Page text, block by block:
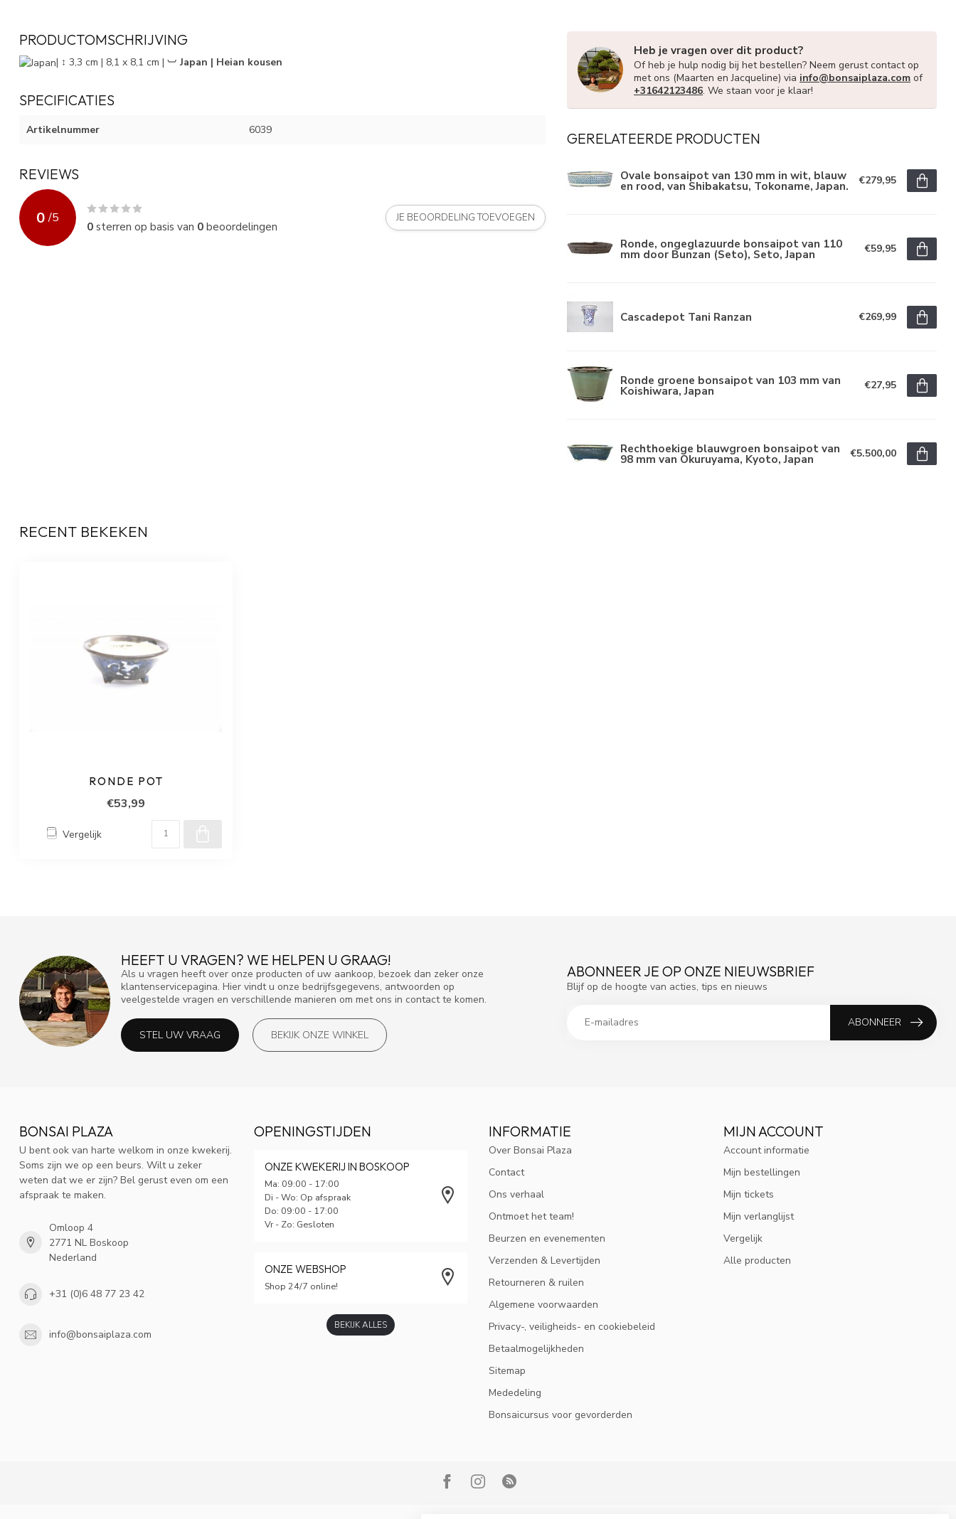
PRODUCTOMSCHRIJVING
| ↕ 3,3 cm | 8,1 x 8,1 cm | ︺ Japan | Heian kousen
SPECIFICATIES
Artikelnummer 6039
REVIEWS
0 /5
0sterren op basis van 0beoordelingen
JE BEOORDELING TOEVOEGEN
Heb je vragen over dit product?
Of heb je hulp nodig bij het bestellen? Neem gerust contact op
met ons (Maarten en Jacqueline) via info@bonsaiplaza.com of
+31642123486. We staan voor je klaar!
GERELATEERDE PRODUCTEN
Ovale bonsaipot van 130 mm in wit, blauw
en rood, van Shibakatsu, Tokoname, Japan. €279,95
Ronde, ongeglazuurde bonsaipot van 110
mm door Bunzan (Seto), Seto, Japan €59,95
Cascadepot Tani Ranzan €269,99
Ronde groene bonsaipot van 103 mm van
Koishiwara, Japan €27,95
Rechthoekige blauwgroen bonsaipot van
98 mm van Okuruyama, Kyoto, Japan €5.500,00
RECENT BEKEKEN
RONDE POT
€53,99
Vergelijk
HEEFT U VRAGEN? WE HELPEN U GRAAG!
Als u vragen heeft over onze producten of uw aankoop, bezoek dan zeker onze
klantenservicepagina. Hier vindt u onze bedrijfsgegevens, antwoorden op
veelgestelde vragen en verschillende manieren om met ons in contact te komen.
STEL UW VRAAG BEKIJK ONZE WINKEL
ABONNEER JE OP ONZE NIEUWSBRIEF
Blijf op de hoogte van acties, tips en nieuws
ABONNEER
BONSAI PLAZA
U bent ook van harte welkom in onze kwekerij.
Soms zijn we op een beurs. Wilt u zeker
weten dat we er zijn? Bel gerust even om een
afspraak te maken.
Omloop 4
2771 NL Boskoop
Nederland
+31 (0)6 48 77 23 42
info@bonsaiplaza.com
OPENINGSTIJDEN
ONZE KWEKERIJ IN BOSKOOP
Ma: 09:00 - 17:00
Di - Wo: Op afspraak
Do: 09:00 - 17:00
Vr - Zo: Gesloten
ONZE WEBSHOP
Shop 24/7 online!
BEKIJK ALLES
INFORMATIE
Over Bonsai Plaza
Contact
Ons verhaal
Ontmoet het team!
Beurzen en evenementen
Verzenden & Levertijden
Retourneren & ruilen
Algemene voorwaarden
Privacy-, veiligheids- en cookiebeleid
Betaalmogelijkheden
Sitemap
Mededeling
Bonsaicursus voor gevorderden
MIJN ACCOUNT
Account informatie
Mijn bestellingen
Mijn tickets
Mijn verlanglijst
Vergelijk
Alle producten